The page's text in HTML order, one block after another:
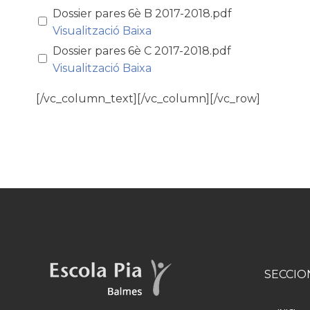
Dossier pares 6è B 2017-2018.pdf
Visualització Baixa
Dossier pares 6è C 2017-2018.pdf
Visualització Baixa
[/vc_column_text][/vc_column][/vc_row]